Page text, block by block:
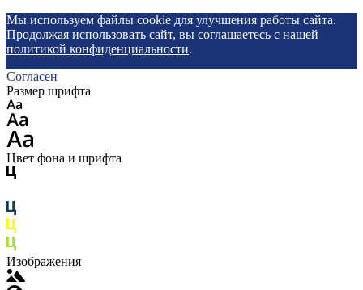
Мы используем файлы cookie для улучшения работы сайта.
Продолжая использовать сайт, вы соглашаетесь с нашей
политикой конфиденциальности.
Согласен
Размер шрифта
Цвет фона и шрифта
Изображения